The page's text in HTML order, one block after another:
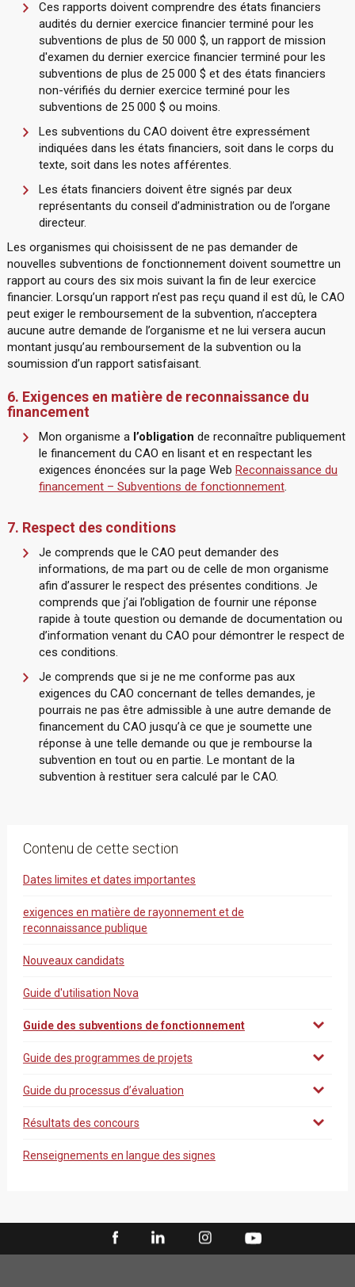
Ces rapports doivent comprendre des états financiers
audités du dernier exercice financier terminé pour les
subventions de plus de 50 000 $, un rapport de mission
d'examen du dernier exercice financier terminé pour les
subventions de plus de 25 000 $ et des états financiers
non-vérifiés du dernier exercice terminé pour les
subventions de 25 000 $ ou moins.
Les subventions du CAO doivent être expressément
indiquées dans les états financiers, soit dans le corps du
texte, soit dans les notes afférentes.
Les états financiers doivent être signés par deux
représentants du conseil d’administration ou de l’organe
directeur.
Les organismes qui choisissent de ne pas demander de
nouvelles subventions de fonctionnement doivent soumettre un
rapport au cours des six mois suivant la fin de leur exercice
financier. Lorsqu’un rapport n’est pas reçu quand il est dû, le CAO
peut exiger le remboursement de la subvention, n’acceptera
aucune autre demande de l’organisme et ne lui versera aucun
montant jusqu’au remboursement de la subvention ou la
soumission d’un rapport satisfaisant.
6. Exigences en matière de reconnaissance du
financement
Mon organisme a l’obligation de reconnaître publiquement
le financement du CAO en lisant et en respectant les
exigences énoncées sur la page Web Reconnaissance du
financement – Subventions de fonctionnement.
7. Respect des conditions
Je comprends que le CAO peut demander des
informations, de ma part ou de celle de mon organisme
afin d’assurer le respect des présentes conditions. Je
comprends que j’ai l’obligation de fournir une réponse
rapide à toute question ou demande de documentation ou
d’information venant du CAO pour démontrer le respect de
ces conditions.
Je comprends que si je ne me conforme pas aux
exigences du CAO concernant de telles demandes, je
pourrais ne pas être admissible à une autre demande de
financement du CAO jusqu’à ce que je soumette une
réponse à une telle demande ou que je rembourse la
subvention en tout ou en partie. Le montant de la
subvention à restituer sera calculé par le CAO.
Contenu de cette section
Dates limites et dates importantes
exigences en matière de rayonnement et de
reconnaissance publique
Nouveaux candidats
Guide d'utilisation Nova
Guide des subventions de fonctionnement
Guide des programmes de projets
Guide du processus d’évaluation
Résultats des concours
Renseignements en langue des signes